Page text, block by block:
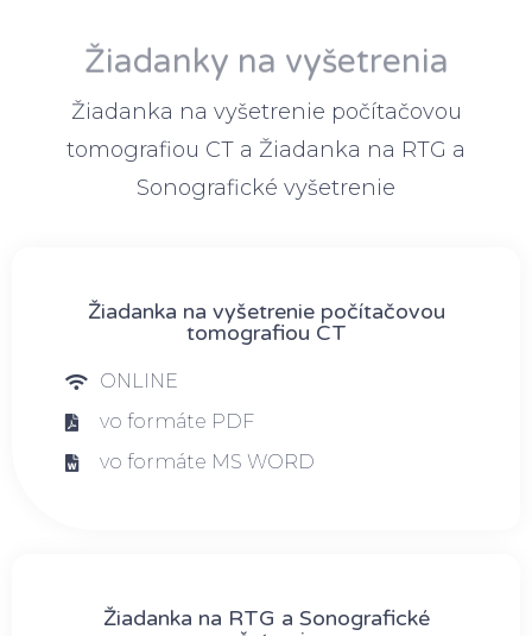
Žiadanky na vyšetrenia
Žiadanka na vyšetrenie počítačovou
tomografiou CT a Žiadanka na RTG a
Sonografické vyšetrenie
Žiadanka na vyšetrenie počítačovou
tomografiou CT
ONLINE
vo formáte PDF
vo formáte MS WORD
Žiadanka na RTG a Sonografické